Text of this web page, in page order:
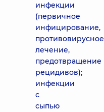
инфекции
(первичное
инфицирование,
противовирусное
лечение,
предотвращение
рецидивов);
инфекции
с
сыпью